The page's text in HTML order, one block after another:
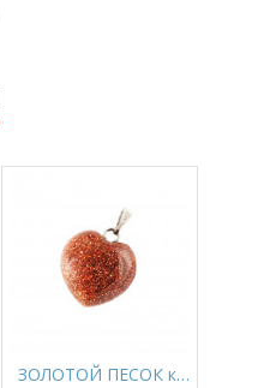
ЗОЛОТОЙ ПЕСОК кулон сердце (маленький)